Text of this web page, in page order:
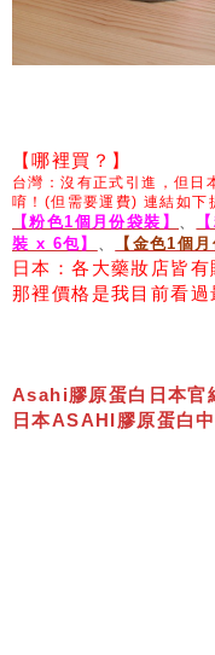
【哪裡買？】
台灣：沒有正式引進， 但日
唷！(但需要運費) 連結如下
【粉色1個月份袋裝】 、
裝 x 6包】 、 【金色1個月
日本：各大藥妝店皆
那裡價格是我目前看過
Asahi膠原蛋白日本官
日本ASAHI膠原蛋白